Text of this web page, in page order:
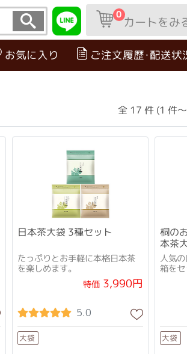
0カートをみ
お気に入り ご注文履歴･配送状
全 17 件 (1 件
日本茶大袋 3種セット
たっぷりとお手軽に本格日本茶
を楽しめます。
特価 3,990円
5.0
大袋
桐の
本茶
人気
箱をセ
大袋